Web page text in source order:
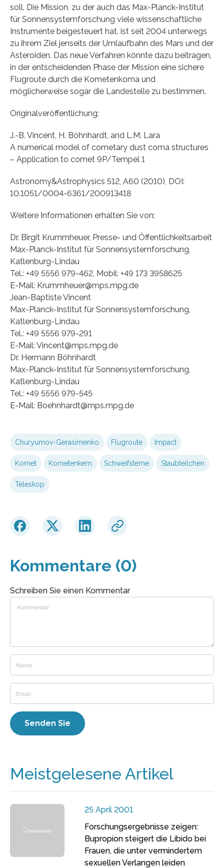
soll. Die Mission, zu der auch das Max-Planck-Institut
für Sonnensystemforschung viele wissenschaftliche
Instrumente beigesteuert hat, ist seit 2004 unterwegs
zu ihrem Ziel jenseits der Umlaufbahn des Mars und der
Asteroiden. Das neue Verfahren könnte dazu beitragen,
in der entscheidenden Phase der Mission eine sichere
Flugroute durch die Kometenkoma und
möglicherweise sogar die Landestelle zu bestimmen.
Originalveröffentlichung:
J.-B. Vincent, H. Böhnhardt, and L.M. Lara
A numerical model of cometary dust coma structures
– Application to comet 9P/Tempel 1
Astronomy&Astrophysics 512, A60 (2010), DOI:
10.1051/0004-6361/200913418
Weitere Informationen erhalten Sie von:
Dr. Birgit Krummheuer, Presse- und Öffentlichkeitsarbeit
Max-Planck-Institut für Sonnensystemforschung,
Katlenburg-Lindau
Tel.: +49 5556 979-462, Mobil: +49 173 3958625
E-Mail: Krummheuer@mps.mpg.de
Jean-Baptiste Vincent
Max-Planck-Institut für Sonnensystemforschung,
Katlenburg-Lindau
Tel.: +49 5556 979-291
E-Mail: Vincent@mps.mpg.de
Dr. Hermann Böhnhardt
Max-Planck-Institut für Sonnensystemforschung,
Katlenburg-Lindau
Tel.: +49 5556 979-545
E-Mail: Boehnhardt@mps.mpg.de
Churyumov-Gerasimenko Flugroute Impact
Komet Kometenkern Schweifsterne Staubteilchen
Teleskop
Kommentare (0)
Schreiben Sie einen Kommentar
Meistgelesene Artikel
25 April 2001
Forschungsergebnisse zeigen:
Bupropion steigert die Libido bei
Frauen, die unter vermindertem
sexuellen Verlangen leiden